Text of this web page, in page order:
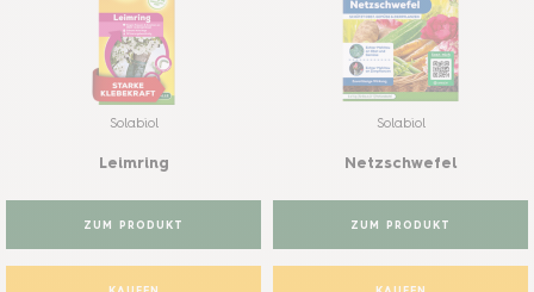
Solabiol
Leimring
ZUM PRODUKT
Solabiol
Netzschwefel
ZUM PRODUKT